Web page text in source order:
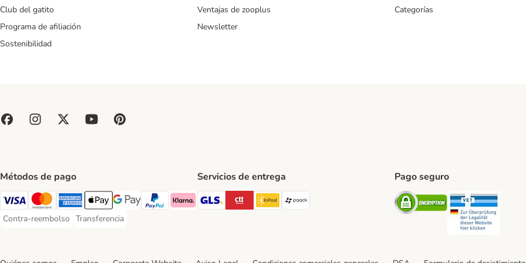
Club del gatito
Programa de afiliación
Sostenibilidad
Ventajas de zooplus
Newsletter
Categorías
Métodos de pago
Visa Payment Method
Mastercard Payment Method
American Express Payment Method
Apple Pay Payment Method
Google Pay Payment Method
PayPal Payment Method
Klarna Payment Method
Contra-reembolso
Contra-reembolso Payment Method
Transferencia
Transferencia Payment Method
Servicios de entrega
GLS Shipping Method
CTTExpress Shipping Method
InPost Shipping Method
paack Shipping Method
Pago seguro
Security